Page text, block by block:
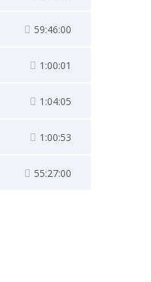
59:46:00
1:00:01
1:04:05
1:00:53
55:27:00